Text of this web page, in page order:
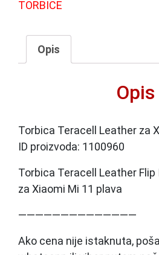
TORBICE
Opis
Opis
Torbica Teracell Leather za
ID proizvoda: 1100960
Torbica Teracell Leather
za Xiaomi Mi 11 plava
——————————————
Ako cena nije istaknuta,